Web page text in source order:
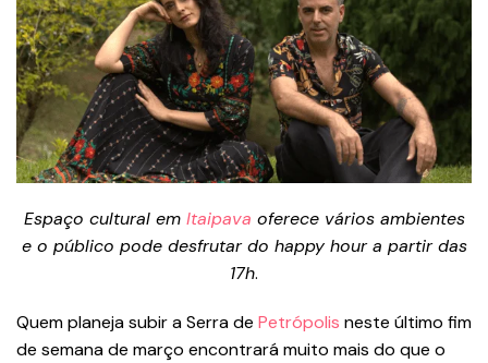
Espaço cultural em Itaipava oferece vários ambientes
e o público pode desfrutar do happy hour a partir das
17h.
Quem planeja subir a Serra de Petrópolis neste último fim
de semana de março encontrará muito mais do que o